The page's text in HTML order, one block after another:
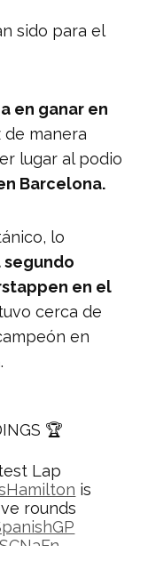
sido para el
en ganar en
manera
lugar al podio
Barcelona.
lo
segundo
en el
cerca de
en
🏆
Lap
is
rounds